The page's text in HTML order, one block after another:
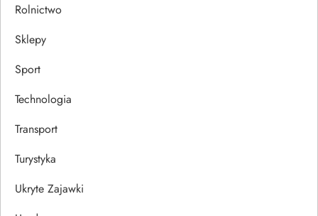
Rolnictwo
Sklepy
Sport
Technologia
Transport
Turystyka
Ukryte Zajawki